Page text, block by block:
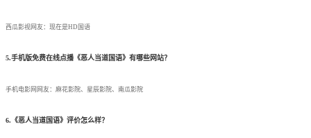
西瓜影视网友：现在是HD国语
5.手机版免费在线点播《恶人当道国语》有哪些网站？
手机电影网网友：麻花影院、星辰影院、南瓜影院
6.《恶人当道国语》评价怎么样？